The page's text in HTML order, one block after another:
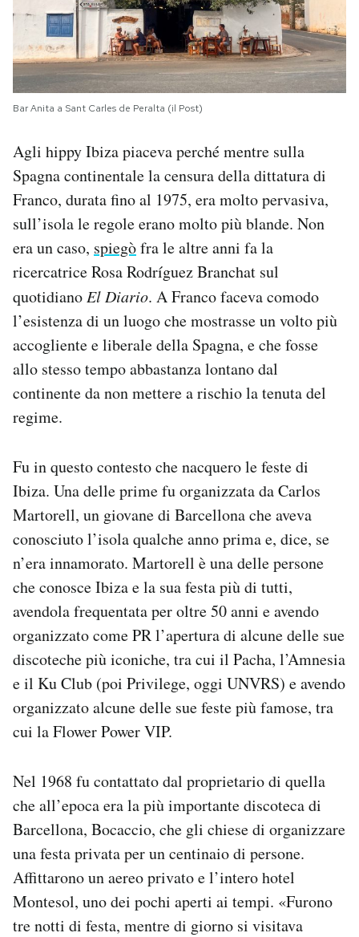
Bar Anita a Sant Carles de Peralta (il Post)
Agli hippy Ibiza piaceva perché mentre sulla
Spagna continentale la censura della dittatura di
Franco, durata fino al 1975, era molto pervasiva,
sull’isola le regole erano molto più blande. Non
era un caso, spiegòfra le altre anni fa la
ricercatrice Rosa Rodríguez Branchat sul
quotidiano El Diario. A Franco faceva comodo
l’esistenza di un luogo che mostrasse un volto più
accogliente e liberale della Spagna, e che fosse
allo stesso tempo abbastanza lontano dal
continente da non mettere a rischio la tenuta del
regime.
Fu in questo contesto che nacquero le feste di
Ibiza. Una delle prime fu organizzata da Carlos
Martorell, un giovane di Barcellona che aveva
conosciuto l’isola qualche anno prima e, dice, se
n’era innamorato. Martorell è una delle persone
che conosce Ibiza e la sua festa più di tutti,
avendola frequentata per oltre 50 anni e avendo
organizzato come PR l’apertura di alcune delle sue
discoteche più iconiche, tra cui il Pacha, l’Amnesia
e il Ku Club (poi Privilege, oggi UNVRS) e avendo
organizzato alcune delle sue feste più famose, tra
cui la Flower Power VIP.
Nel 1968 fu contattato dal proprietario di quella
che all’epoca era la più importante discoteca di
Barcellona, Bocaccio, che gli chiese di organizzare
una festa privata per un centinaio di persone.
Affittarono un aereo privato e l’intero hotel
Montesol, uno dei pochi aperti ai tempi. «Furono
tre notti di festa, mentre di giorno si visitava